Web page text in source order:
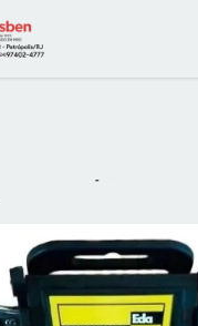
-